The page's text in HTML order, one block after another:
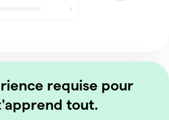
requise pour
tout.